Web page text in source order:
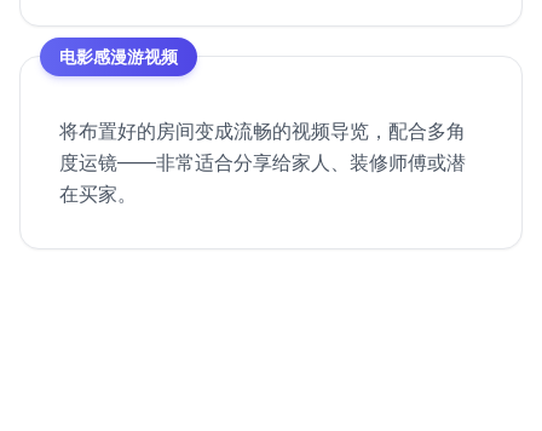
电影感漫游视频
将布置好的房间变成流畅的视频导览，配合多角
度运镜——非常适合分享给家人、装修师傅或潜
在买家。